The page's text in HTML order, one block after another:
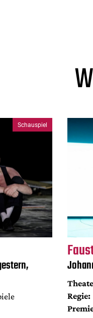
Schauspiel
Regie: